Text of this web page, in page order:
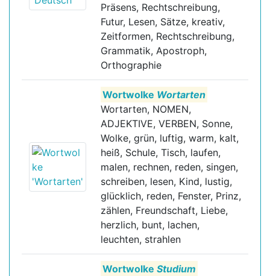
Präsens, Rechtschreibung,
Futur, Lesen, Sätze, kreativ,
Zeitformen, Rechtschreibung,
Grammatik, Apostroph,
Orthographie
Wortwolke Wortarten
Wortarten, NOMEN,
ADJEKTIVE, VERBEN, Sonne,
Wolke, grün, luftig, warm, kalt,
heiß, Schule, Tisch, laufen,
malen, rechnen, reden, singen,
schreiben, lesen, Kind, lustig,
glücklich, reden, Fenster, Prinz,
zählen, Freundschaft, Liebe,
herzlich, bunt, lachen,
leuchten, strahlen
WortwolkeStudium